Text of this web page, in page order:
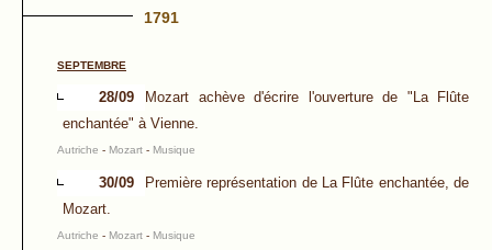
1791
SEPTEMBRE
28/09
Mozart achève d'écrire l'ouverture de "La Flûte
enchantée" à Vienne.
Autriche - Mozart - Musique
30/09
Première représentation de La Flûte enchantée, de
Mozart.
Autriche - Mozart - Musique